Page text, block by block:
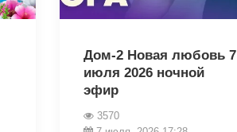
Дом-2 Новая любовь 7
июля 2026 ночной
эфир
3570